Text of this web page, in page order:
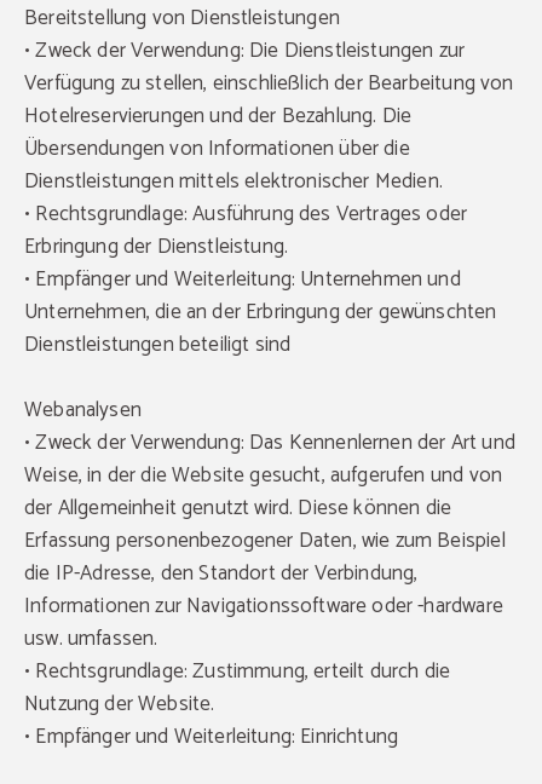
Bereitstellung von Dienstleistungen
• Zweck der Verwendung: Die Dienstleistungen zur
Verfügung zu stellen, einschließlich der Bearbeitung von
Hotelreservierungen und der Bezahlung. Die
Übersendungen von Informationen über die
Dienstleistungen mittels elektronischer Medien.
• Rechtsgrundlage: Ausführung des Vertrages oder
Erbringung der Dienstleistung.
• Empfänger und Weiterleitung: Unternehmen und
Unternehmen, die an der Erbringung der gewünschten
Dienstleistungen beteiligt sind
Webanalysen
• Zweck der Verwendung: Das Kennenlernen der Art und
Weise, in der die Website gesucht, aufgerufen und von
der Allgemeinheit genutzt wird. Diese können die
Erfassung personenbezogener Daten, wie zum Beispiel
die IP-Adresse, den Standort der Verbindung,
Informationen zur Navigationssoftware oder -hardware
usw. umfassen.
• Rechtsgrundlage: Zustimmung, erteilt durch die
Nutzung der Website.
• Empfänger und Weiterleitung: Einrichtung